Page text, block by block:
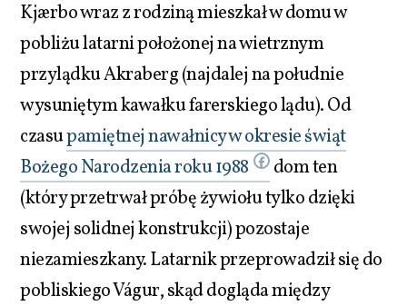
Kjærbo wraz z rodziną mieszkał w domu w
pobliżu latarni położonej na wietrznym
przylądku Akraberg (najdalej na południe
wysuniętym kawałku farerskiego lądu). Od
czasupamiętnej nawałnicy w okresie świąt
Bożego Narodzenia roku 1988
dom ten
(który przetrwał próbę żywiołu tylko dzięki
swojej solidnej konstrukcji) pozostaje
niezamieszkany. Latarnik przeprowadził się do
pobliskiego Vágur, skąd dogląda między